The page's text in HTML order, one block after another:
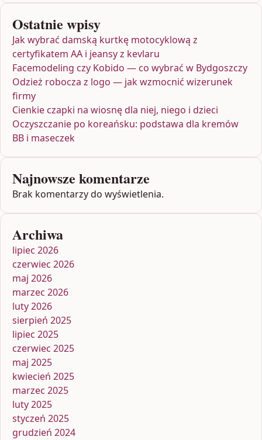
Ostatnie wpisy
Jak wybrać damską kurtkę motocyklową z
certyfikatem AA i jeansy z kevlaru
Facemodeling czy Kobido — co wybrać w Bydgoszczy
Odzież robocza z logo — jak wzmocnić wizerunek
firmy
Cienkie czapki na wiosnę dla niej, niego i dzieci
Oczyszczanie po koreańsku: podstawa dla kremów
BB i maseczek
Najnowsze komentarze
Brak komentarzy do wyświetlenia.
Archiwa
lipiec 2026
czerwiec 2026
maj 2026
marzec 2026
luty 2026
sierpień 2025
lipiec 2025
czerwiec 2025
maj 2025
kwiecień 2025
marzec 2025
luty 2025
styczeń 2025
grudzień 2024